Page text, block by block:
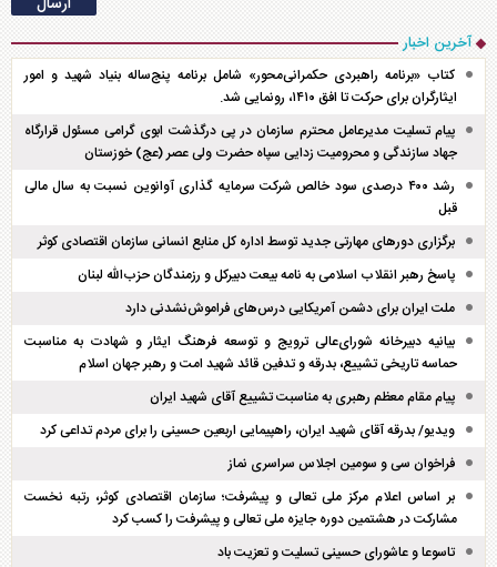
آخرین اخبار
کتاب «برنامه راهبردی حکمرانی‌محور» شامل برنامه پنج‌ساله بنیاد شهید و امور
ایثارگران برای حرکت تا افق ۱۴۱۰، رونمایی شد.
پیام تسلیت مدیرعامل محترم سازمان در پی درگذشت ابوی گرامی مسئول قرارگاه
جهاد سازندگی و محرومیت زدایی سپاه حضرت ولی عصر (عج) خوزستان
رشد ۴۰۰ درصدی سود خالص شرکت سرمایه گذاری آوانوین نسبت به سال مالی
قبل
برگزاری دور‌های مهارتی جدید توسط اداره کل منابع انسانی سازمان اقتصادی کوثر
پاسخ رهبر انقلاب اسلامی به نامه بیعت دبیرکل و رزمندگان حزب‌الله لبنان
ملت ایران برای دشمن آمریکایی درس‌های فراموش‌نشدنی دارد
بیانیه دبیرخانه شورای‌عالی ترویج و توسعه فرهنگ ایثار و شهادت به مناسبت
حماسه تاریخی تشییع، بدرقه و تدفین قائد شهید امت و رهبر جهان اسلام
پیام مقام معظم رهبری به مناسبت تشییع آقای شهید ایران
ویدیو/ بدرقه آقای شهید ایران، راهپیمایی اربعین حسینی را برای مردم تداعی کرد
فراخوان سی و سومین اجلاس سراسری نماز
بر اساس اعلام مرکز ملی تعالی و پیشرفت؛ سازمان اقتصادی کوثر، رتبه نخست
مشارکت در هشتمین دوره جایزه ملی تعالی و پیشرفت را کسب کرد
تاسوعا و عاشورای حسینی تسلیت و تعزیت باد